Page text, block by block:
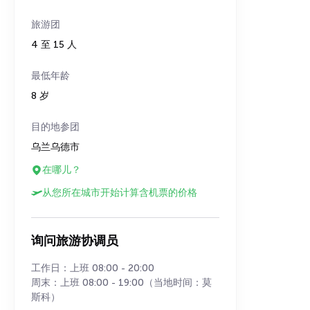
旅游团
4 至 15 人
最低年龄
8 岁
目的地参团
乌兰乌德市
在哪儿？
从您所在城市开始计算含机票的价格
询问旅游协调员
工作日：上班 08:00 - 20:00
周末：上班 08:00 - 19:00（当地时间：莫
斯科）